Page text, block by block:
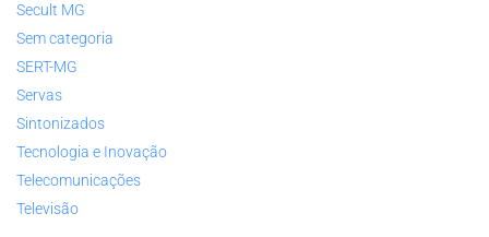
Secult MG
Sem categoria
SERT-MG
Servas
Sintonizados
Tecnologia e Inovação
Telecomunicações
Televisão